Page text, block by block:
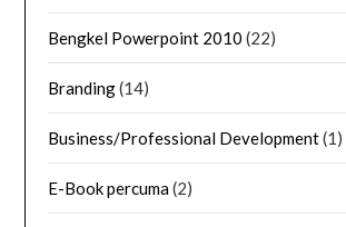
Bengkel Powerpoint 2010 (22)
Branding(14)
Business/Professional Development(1)
E-Book percuma(2)